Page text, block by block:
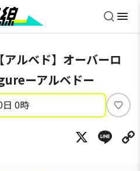
アルベド】オーバーロ
ーアルベドー
0時
い
ね
X